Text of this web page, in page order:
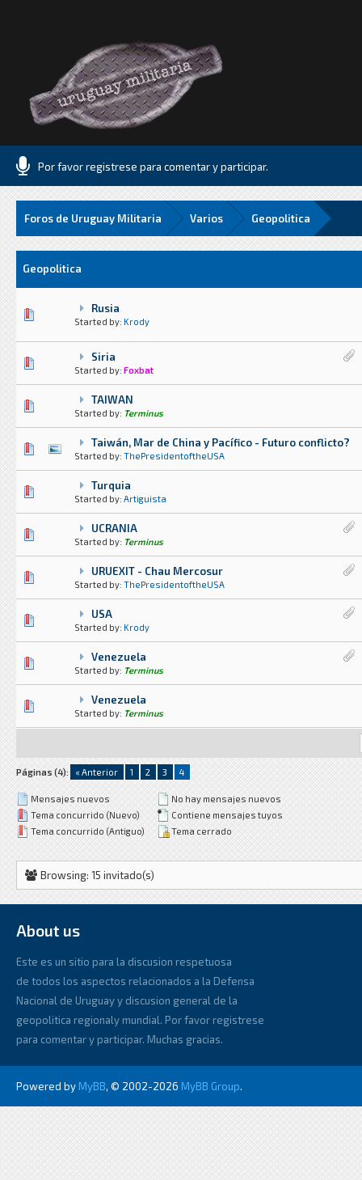
Por favor registrese para comentar y participar.
Foros de Uruguay Militaria Varios Geopolitica
Geopolitica
Rusia
Started by: Krody
5 voto(s) - Media 1.8 de 5
2345
Siria
Started by: Foxbat
0 voto(s) - Media 0 de 5
23 45
TAIWAN
Started by: Terminus
0 voto(s) - Media 0 de 5
2345
Taiwán, Mar de China y Pacífico - Futuro conflicto?
Started by: ThePresidentoftheUSA
1 voto(s) - Media 3 de 5
2345
Turquia
Started by: Artiguista
0 voto(s) - Media 0 de 5
2345
UCRANIA
Started by: Terminus
5 voto(s) - Media 1 de 5
2345
URUEXIT - Chau Mercosur
Started by: ThePresidentoftheUSA
1 voto(s) - Media 1 de 5
2345
USA
Started by: Krody
7 voto(s) - Media 2 de 5
2345
Venezuela
Started by: Terminus
4 voto(s) - Media 2.5 de 5
2345
Venezuela
Started by: Terminus
0 voto(s) - Media 0 de 5
2345
Páginas (4): « Anterior 1 2 3 4
Mensajes nuevos
Tema concurrido (Nuevo)
Tema concurrido (Antiguo)
No hay mensajes nuevos
Contiene mensajes tuyos
Tema cerrado
Browsing: 15 invitado(s)
About us
Este es un sitio para la discusion respetuosa
de todos los aspectos relacionados a la Defensa
Nacional de Uruguay y discusion general de la
geopolitica regionaly mundial. Por favor registrese
para comentar y participar. Muchas gracias.
Powered by MyBB, © 2002-2026 MyBB Group.